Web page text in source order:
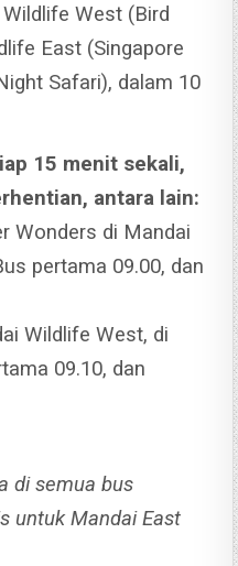
West (Bird
East (Singapore
Safari), dalam 10
15 menit sekali,
antara lain:
Wonders di Mandai
pertama 09.00, dan
Wildlife West, di
09.10, dan
di semua bus
untuk Mandai East